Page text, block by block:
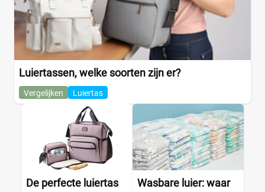
Luiertassen, welke soorten zijn er?
Vergelijken Luiertas
De perfecte luiertas
Wasbare luier: waar